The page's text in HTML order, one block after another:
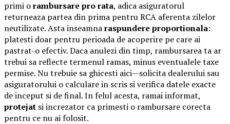
primi orambursare pro rata, adica asiguratorul
returneaza partea din prima pentru RCA aferenta zilelor
neutilizate. Asta inseamnaraspundere proportionala:
platesti doar pentru perioada de acoperire pe care ai
pastrat-o efectiv. Daca anulezi din timp, rambursarea ta ar
trebui sa reflecte termenul ramas, minus eventualele taxe
permise. Nu trebuie sa ghicesti aici—solicita dealerului sau
asiguratorului o calculare in scris si verifica datele exacte
de inceput si de final. In felul acesta, ramai informat,
protejat si increzator ca primesti o rambursare corecta
pentru ce nu ai folosit.